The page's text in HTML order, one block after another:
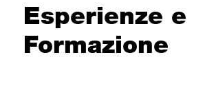
Esperienze e
Formazione